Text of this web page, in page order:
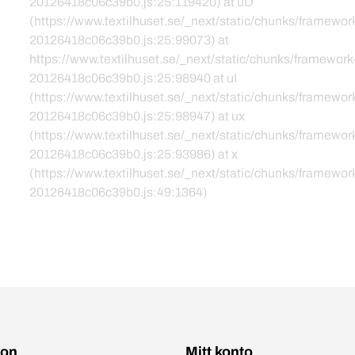
(https://www.textilhuset.se/_next/static/chunks/
20126418c06c39b0.js:25:99073) at
https://www.textilhuset.se/_next/static/chunks/
20126418c06c39b0.js:25:98940 at uI
(https://www.textilhuset.se/_next/static/chunks/
20126418c06c39b0.js:25:98947) at ux
(https://www.textilhuset.se/_next/static/chunks/
20126418c06c39b0.js:25:93986) at x
(https://www.textilhuset.se/_next/static/chunks/
20126418c06c39b0.js:49:1364)